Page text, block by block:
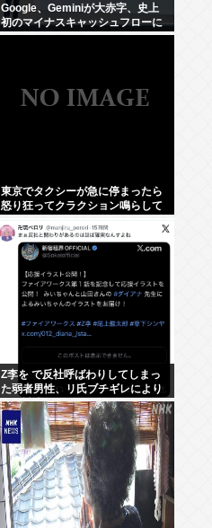
Google、Geminiが大赤字、史上
初のマイナスキャッシュフローに
陥る
東京でタクシーが急に停まったら
怒り狂ってクラクション鳴らして
www
Z李を で反社呼ばわりしてしまっ
た弱者男性、リ氏ブチギレにより
開示請求へ